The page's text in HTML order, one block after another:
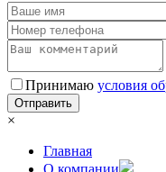
Принимаю условия
×
Главная